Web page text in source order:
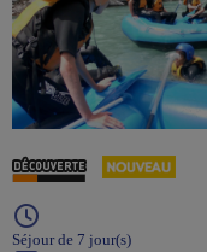
Séjour de 7 jour(s)